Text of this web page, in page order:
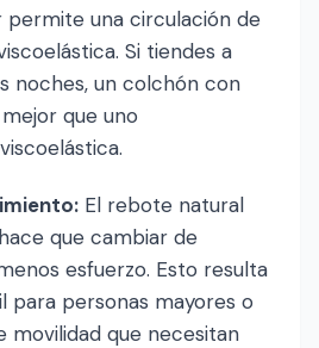
permite una circulación de
Si tiendes a
noches, un colchón con
que uno
El rebote natural
que cambiar de
esfuerzo. Esto resulta
para personas mayores o
movilidad que necesitan